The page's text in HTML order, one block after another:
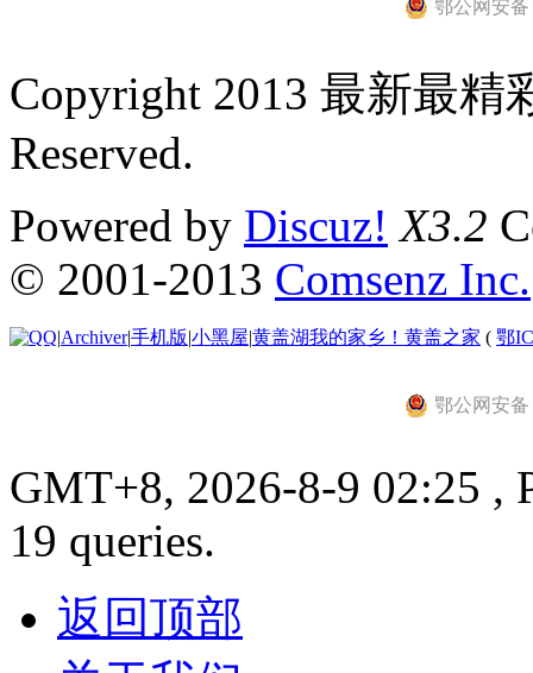
鄂公网安备
Copyright 2013 最新最
Reserved.
Powered by Discuz! X3.2
© 2001-2013 Comsenz Inc.
|Archiver|手机版|小黑屋|黄盖湖我的家乡！黄盖之家 ( 鄂
鄂公网安备
GMT+8, 2026-8-9 02:25 ,
19 queries.
返回顶部